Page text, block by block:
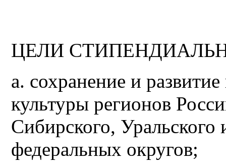
ЦЕЛИ
a. сохранение и
культуры регионов
Сибирского, Уральского
федеральных округов;